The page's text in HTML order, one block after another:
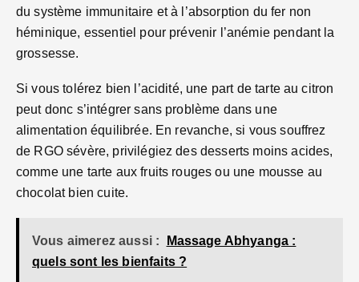
du système immunitaire et à l’absorption du fer non
héminique, essentiel pour prévenir l’anémie pendant la
grossesse.
Si vous tolérez bien l’acidité, une part de tarte au citron
peut donc s’intégrer sans problème dans une
alimentation équilibrée. En revanche, si vous souffrez
de RGO sévère, privilégiez des desserts moins acides,
comme une tarte aux fruits rouges ou une mousse au
chocolat bien cuite.
Vous aimerez aussi :
Massage Abhyanga :
quels sont les bienfaits ?